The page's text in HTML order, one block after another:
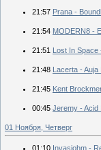
21:57 Prana -
21:54 MODERN8 -
21:51 Lost In Space
21:48 Lacerta - Auja
21:45 Kent
00:45 Jeremy - Acid
01 Ноября, Четверг
01:10 Invasiohm -